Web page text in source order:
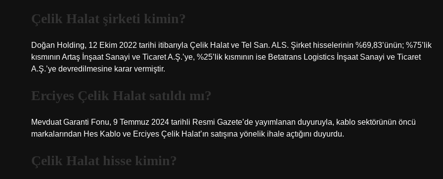
Çelik Halat şirketi kimin?
Doğan Holding, 12 Ekim 2022 tarihi itibarıyla Çelik Halat ve Tel San. ALS. Şirket hisselerinin %69,83’ünün; %75’lik
kısmının Artaş İnşaat Sanayi ve Ticaret A.Ş.’ye, %25’lik kısmının ise Betatrans Logistics İnşaat Sanayi ve Ticaret
A.Ş.’ye devredilmesine karar vermiştir.
Erciyes Çelik Halat satıldı mı?
Mevduat Garanti Fonu, 9 Temmuz 2024 tarihli Resmi Gazete’de yayımlanan duyuruyla, kablo sektörünün öncü
markalarından Hes Kablo ve Erciyes Çelik Halat’ın satışına yönelik ihale açtığını duyurdu.
Çelik Halat hisse kimin?